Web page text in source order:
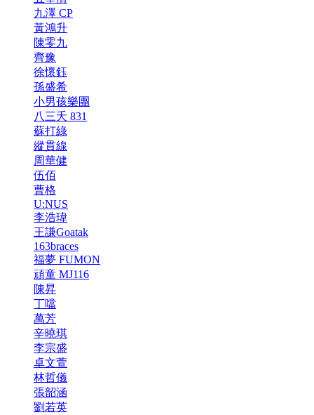
九澤 CP
黃鴻升
陳零九
齊豫
徐懷鈺
孫盛希
小男孩樂團
八三夭 831
蘇打綠
縱貫線
周華健
伍佰
曹格
U:NUS
李浩瑋
王謙Goatak
163braces
福夢 FUMON
頑童 MJ116
陳昇
丁噹
萬芳
辛曉琪
李宗盛
卓文萱
林哲儀
張韶涵
劉若英